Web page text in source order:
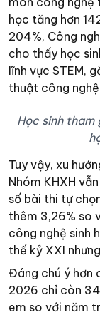
học tăng hơn
204%, Công
cho thấy học
lĩnh vực STEM,
thuật công
Học sinh tham
Tuy vậy, xu
Nhóm KHXH
số bài thi tự
thêm 3,26% so
công nghệ sinh
thế kỷ XXI
Đáng chú ý hơn
2026 chỉ còn
em so với năm